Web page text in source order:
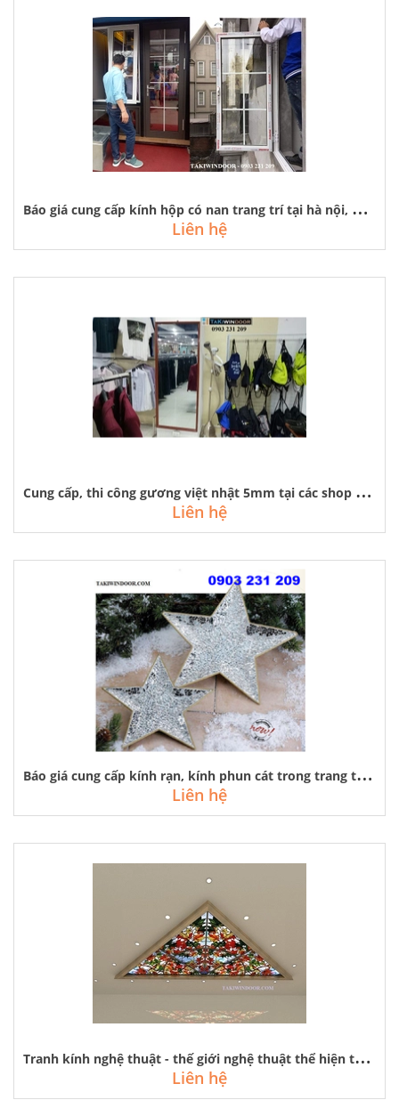
B
áo giá cung cấp kính hộp có nan trang trí tại hà nội, quảng ninh
Liên hệ
C
ung cấp, thi công gương việt nhật 5mm tại các shop thời trang hà nội
Liên hệ
B
áo giá cung cấp kính rạn, kính phun cát trong trang trí nội thất
Liên hệ
T
ranh kính nghệ thuật - thế giới nghệ thuật thể hiện trên kính
Liên hệ